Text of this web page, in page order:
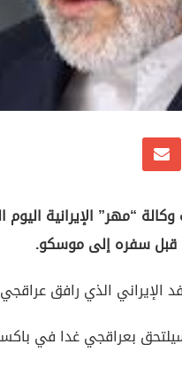
“مهر” الإيرانية
قبل سفره إلى موسكو.
الإيراني الذي رافق
بعراقجي غدا في